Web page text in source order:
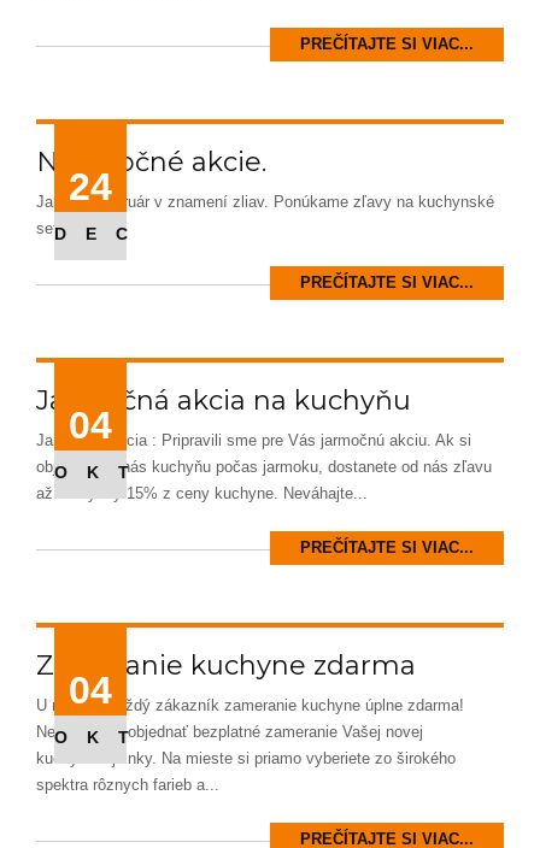
PREČÍTAJTE SI VIAC...
24
DEC
Novoročné akcie.
Január a február v znamení zliav. Ponúkame zľavy na kuchynské
sety.
PREČÍTAJTE SI VIAC...
04
OKT
Jarmočná akcia na kuchyňu
Jarmočná akcia : Pripravili sme pre Vás jarmočnú akciu. Ak si
objednáte u nás kuchyňu počas jarmoku, dostanete od nás zľavu
až do výšky 15% z ceny kuchyne. Neváhajte...
PREČÍTAJTE SI VIAC...
04
OKT
Zameranie kuchyne zdarma
U nás má každý zákazník zameranie kuchyne úplne zdarma!
Neváhajte si objednať bezplatné zameranie Vašej novej
kuchynskej linky. Na mieste si priamo vyberiete zo širokého
spektra rôznych farieb a...
PREČÍTAJTE SI VIAC...